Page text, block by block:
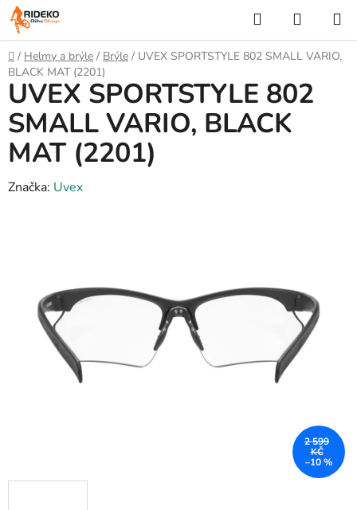
Přejít
na
obsah
Hledat
KOŠÍK
Domů
/ Helmy a brýle / Brýle / UVEX SPORTSTYLE 802 SMALL VARIO,
BLACK MAT (2201)
UVEX SPORTSTYLE 802
SMALL VARIO, BLACK
MAT (2201)
Značka: Uvex
2 599
KČ
–10 %